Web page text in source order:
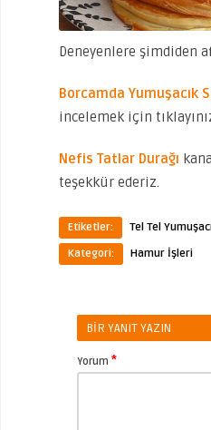
Deneyenlere şimdiden
Borcamda Yumuşacık
incelemek için
Nefis Tatlar Durağı
teşekkür ederiz.
Etiketler:
Tel Tel
Kategori:
Hamur İşleri
BIR YANIT YAZIN
Yorum *